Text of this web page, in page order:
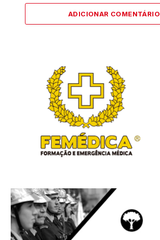
ADICIONAR COMENTÁRIO